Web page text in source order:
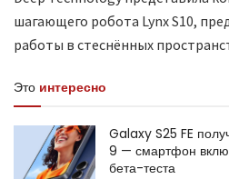
шагающего робота Lynx S10,
работы в стеснённых
Это интересно
Galaxy S25 FE
9 — смартфон
бета-теста